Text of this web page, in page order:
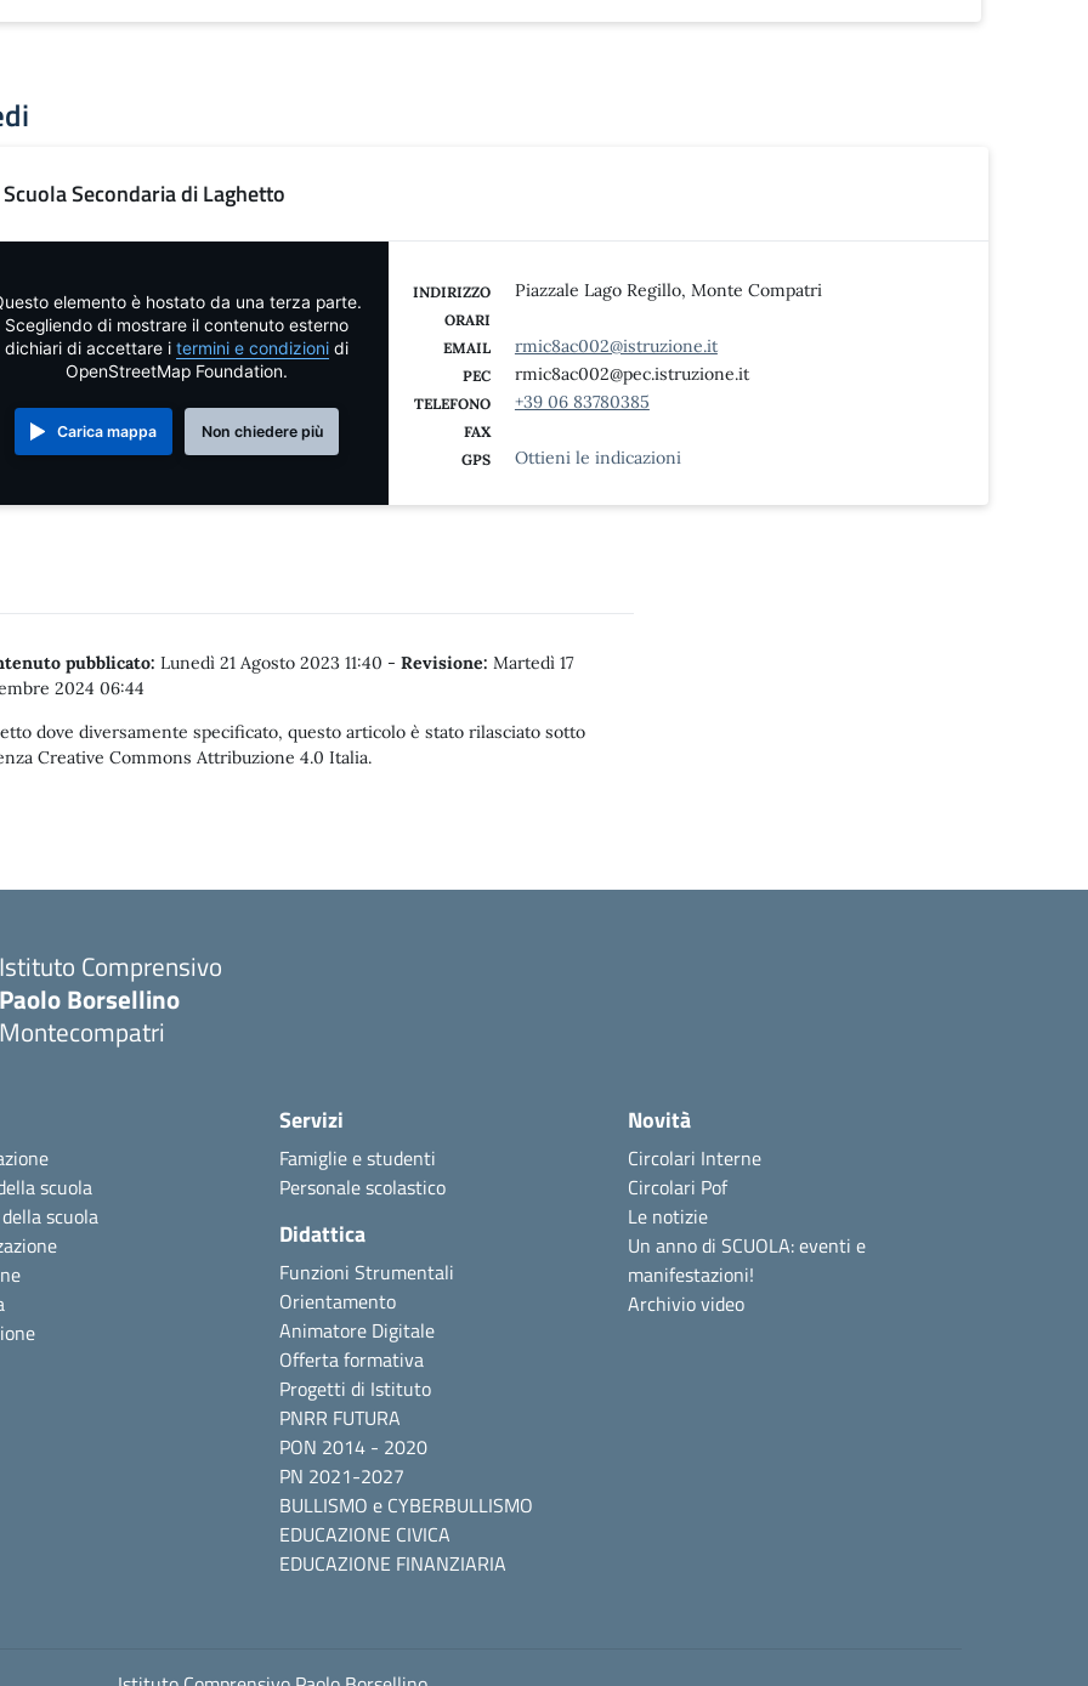
Scuola Secondaria di Laghetto
elemento è hostato da una terza parte.
Scegliendo di mostrare il contenuto esterno
dichiari di accettare i termini e condizionidi
OpenStreetMap Foundation.
Carica mappa Non chiedere più
INDIRIZZO Piazzale Lago Regillo, Monte Compatri
ORARI
EMAIL
rmic8ac002@istruzione.it
PEC rmic8ac002@pec.istruzione.it
TELEFONO +39 06 83780385
FAX
GPS
Ottieni le indicazioni
pubblicato: Lunedì 21 Agosto 2023 11:40 - Revisione: Martedì 17
2024 06:44
dove diversamente specificato, questo articolo è stato rilasciato sotto
Creative Commons Attribuzione 4.0 Italia.
Istituto Comprensivo
Paolo Borsellino
Montecompatri
scuola
scuola
Servizi
Famiglie e studenti
Personale scolastico
Didattica
Funzioni Strumentali
Orientamento
Animatore Digitale
Offerta formativa
Progetti di Istituto
PNRR FUTURA
PON 2014 - 2020
PN 2021-2027
BULLISMO e CYBERBULLISMO
EDUCAZIONE CIVICA
EDUCAZIONE FINANZIARIA
Novità
Circolari Interne
Circolari Pof
Le notizie
Un anno di SCUOLA: eventi e
manifestazioni!
Archivio video